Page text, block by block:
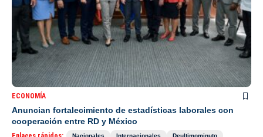
ECONOMÍA
Anuncian fortalecimiento de estadísticas laborales con
cooperación entre RD y México
Nacionales Internacionales
Deultimominuto